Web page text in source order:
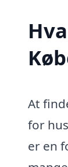
At
for
er en